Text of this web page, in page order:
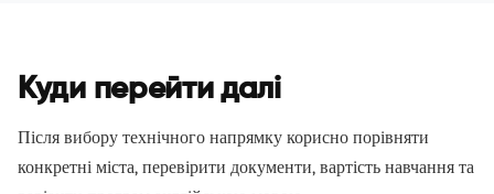
Куди перейти далі
Після вибору технічного напрямку корисно порівняти
конкретні міста, перевірити документи, вартість навчання та